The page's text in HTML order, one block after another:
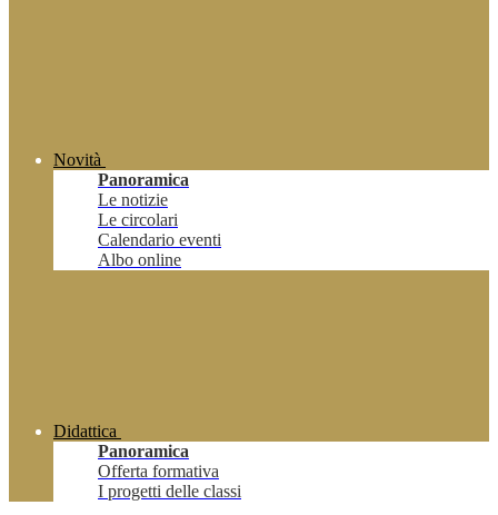
Novità
Panoramica
Le notizie
Le circolari
Calendario eventi
Albo online
Didattica
Panoramica
Offerta formativa
I progetti delle classi